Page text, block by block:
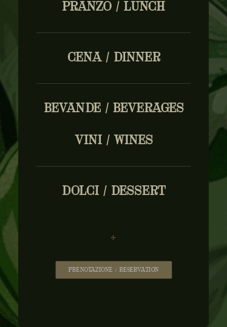
PRANZO / LUNCH
CENA / DINNER
BEVANDE / BEVERAGES
VINI / WINES
DOLCI / DESSERT
PRENOTAZIONE / RESERVATION